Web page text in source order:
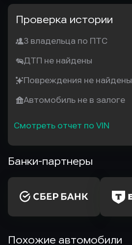
Проверка истории
3 владельца по ПТС
ДТП не найдены
Повреждения не найдены
Автомобиль не в залоге
Смотреть отчет по VIN
Банки-партнеры
Похожие автомобили